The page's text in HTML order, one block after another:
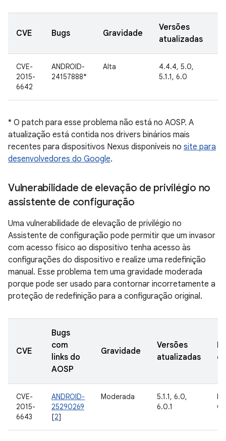
CVE Bugs Gravidade
Versões
atualizadas
CVE-
2015-
6642
ANDROID-
24157888*
Alta
4.4.4, 5.0,
5.1.1, 6.0
* O patch para esse problema não está no AOSP. A
atualização está contida nos drivers binários mais
recentes para dispositivos Nexus disponíveis no site para
desenvolvedores do Google.
Vulnerabilidade de elevação de privilégio no
assistente de configuração
Uma vulnerabilidade de elevação de privilégio no
Assistente de configuração pode permitir que um invasor
com acesso físico ao dispositivo tenha acesso às
configurações do dispositivo e realize uma redefinição
manual. Esse problema tem uma gravidade moderada
porque pode ser usado para contornar incorretamente a
proteção de redefinição para a configuração original.
CVE
Bugs
com
links do
AOSP
Gravidade
Versões
atualizadas
CVE-
2015-
6643
ANDROID-
25290269
[2]
Moderada
5.1.1, 6.0,
6.0.1